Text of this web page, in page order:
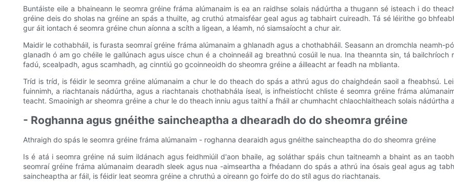
Buntáiste eile a bhaineann le seomra gréine fráma alúmanaim is ea an raidhse solais nádúrtha a thugann sé isteach i do
gréine deis do sholas na gréine an spás a thuilte, ag cruthú atmaisféar geal agus ag tabhairt cuireadh. Tá sé léirithe go
gur áit iontach é seomra gréine chun aíonna a scíth a ligean, a léamh, nó siamsaíocht a chur air.
Maidir le cothabháil, is furasta seomraí gréine fráma alúmanaim a ghlanadh agus a chothabháil. Seasann an dromchla neamh-
glanadh ó am go chéile le gallúnach agus uisce chun é a choinneáil ag breathnú cosúil le nua. Ina theannta sin, tá
fadú, scealpadh, agus scamhadh, ag cinntiú go gcoinneoidh do sheomra gréine a áilleacht ar feadh na mblianta.
Tríd is tríd, is féidir le seomra gréine alúmanaim a chur le do theach do spás a athrú agus do chaighdeán saoil a fheabhsú.
fuinnimh, a riachtanais nádúrtha, agus a riachtanais chothabhála íseal, is infheistíocht chliste é seomra gréine fráma
teacht. Smaoinigh ar sheomra gréine a chur le do theach inniu agus taithí a fháil ar chumhacht chlaochlaitheach solais nádúrtha
- Roghanna agus gnéithe saincheaptha a dhearadh do do sheomra gréine
Athraigh do spás le seomra gréine fráma alúmanaim - roghanna dearaidh agus gnéithe saincheaptha do do sheomra gréine
Is é atá i seomra gréine ná suim ildánach agus feidhmiúil d'aon bhaile, ag soláthar spáis chun taitneamh a bhaint as an
seomraí gréine fráma alúmanaim dearadh sleek agus nua -aimseartha a fhéadann do spás a athrú ina ósais geal agus ag
saincheaptha ar fáil, is féidir leat seomra gréine a chruthú a oireann go foirfe do do stíl agus do riachtanais.